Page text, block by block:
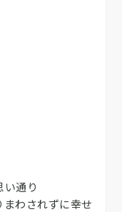
通り
わされずに幸せ